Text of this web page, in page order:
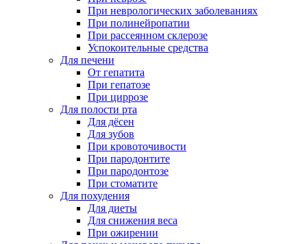
При неврологических заболеваниях
При полинейропатии
При рассеянном склерозе
Успокоительные средства
Для печени
От гепатита
При гепатозе
При циррозе
Для полости рта
Для дёсен
Для зубов
При кровоточивости
При пародонтите
При пародонтозе
При стоматите
Для похудения
Для диеты
Для снижения веса
При ожирении